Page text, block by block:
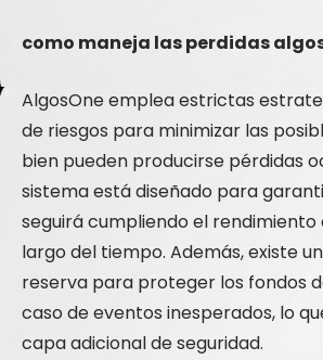
como maneja las perdidas
AlgosOne emplea estrictas
de riesgos para minimizar las
bien pueden producirse pérdidas
sistema está diseñado para
seguirá cumpliendo el rendimiento
largo del tiempo. Además, existe
reserva para proteger los fondos
caso de eventos inesperados, lo
capa adicional de seguridad.